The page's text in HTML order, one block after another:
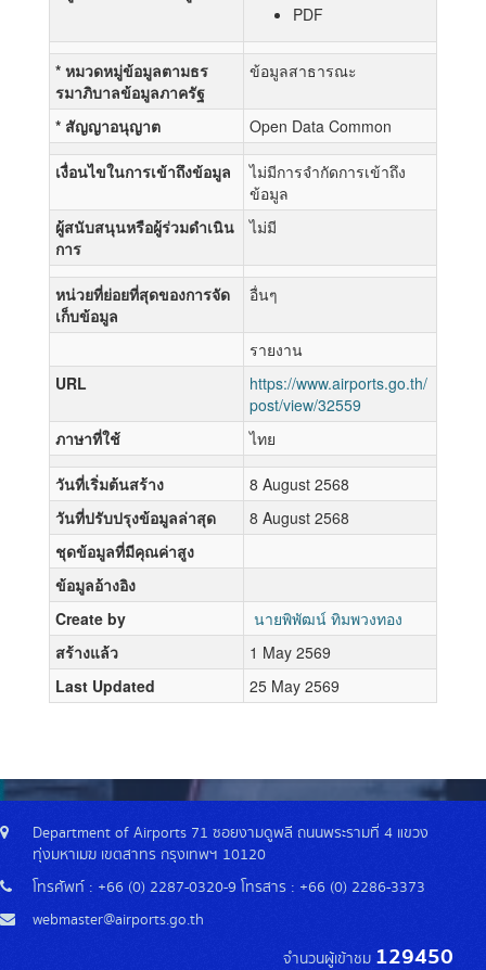
PDF
* หมวดหมู่ข้อมูลตามธร
รมาภิบาลข้อมูลภาครัฐ
ข้อมูลสาธารณะ
* สัญญาอนุญาต Open Data Common
เงื่อนไขในการเข้าถึงข้อมูล
ไม่มีการจำกัดการเข้าถึง
ข้อมูล
ผู้สนับสนุนหรือผู้ร่วมดำเนิน
การ
ไม่มี
หน่วยที่ย่อยที่สุดของการจัด
เก็บข้อมูล
อื่นๆ
รายงาน
URL
https://www.airports.go.th/
post/view/32559
ภาษาที่ใช้
ไทย
วันที่เริ่มต้นสร้าง
8 August 2568
วันที่ปรับปรุงข้อมูลล่าสุด
8 August 2568
ชุดข้อมูลที่มีคุณค่าสูง
ข้อมูลอ้างอิง
Create by
นายพิพัฒน์ ทิมพวงทอง
สร้างแล้ว
1 May 2569
Last Updated
25 May 2569
Department of Airports 71 ซอยงามดูพลี ถนนพระรามที่ 4 แขวง
ทุ่งมหาเมฆ เขตสาทร กรุงเทพฯ 10120
โทรศัพท์ : +66 (0) 2287-0320-9 โทรสาร : +66 (0) 2286-3373
webmaster@airports.go.th
จำนวนผู้เข้าชม 129450